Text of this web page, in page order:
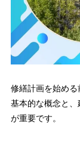
修繕計画を始め
基本的な概念と
が重要です。